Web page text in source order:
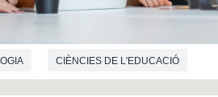
CIÈNCIES DE L'EDUCACIÓ